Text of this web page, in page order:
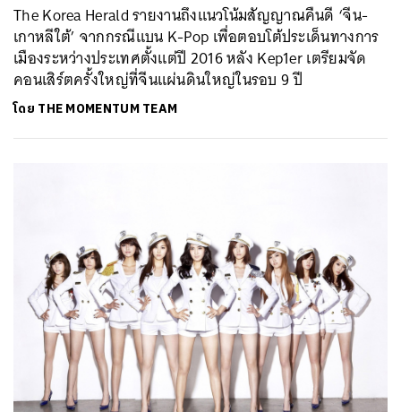
The Korea Herald รายงานถึงแนวโน้มสัญญาณคืนดี ‘จีน-
เกาหลีใต้’ จากกรณีแบน K-Pop เพื่อตอบโต้ประเด็นทางการ
เมืองระหว่างประเทศตั้งแต่ปี 2016 หลัง Kep1er เตรียมจัด
คอนเสิร์ตครั้งใหญ่ที่จีนแผ่นดินใหญ่ในรอบ 9 ปี
โดย THE MOMENTUM TEAM